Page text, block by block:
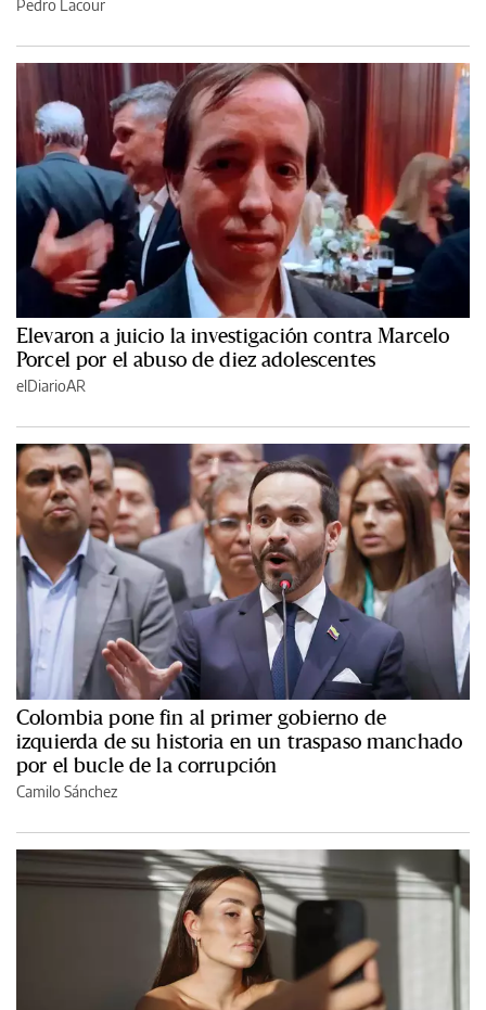
Pedro Lacour
Elevaron a juicio la investigación contra Marcelo
Porcel por el abuso de diez adolescentes
elDiarioAR
Colombia pone fin al primer gobierno de
izquierda de su historia en un traspaso manchado
por el bucle de la corrupción
Camilo Sánchez